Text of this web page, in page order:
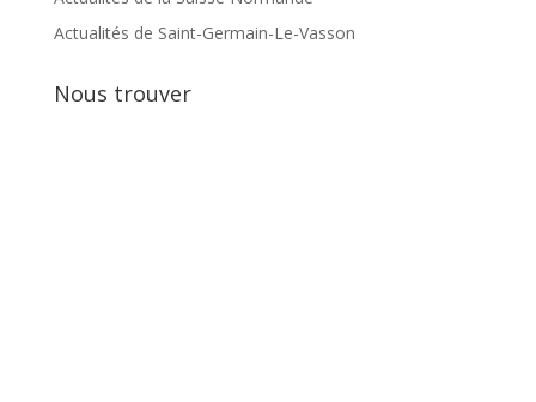
Actualités de Saint-Germain-Le-Vasson
Nous trouver